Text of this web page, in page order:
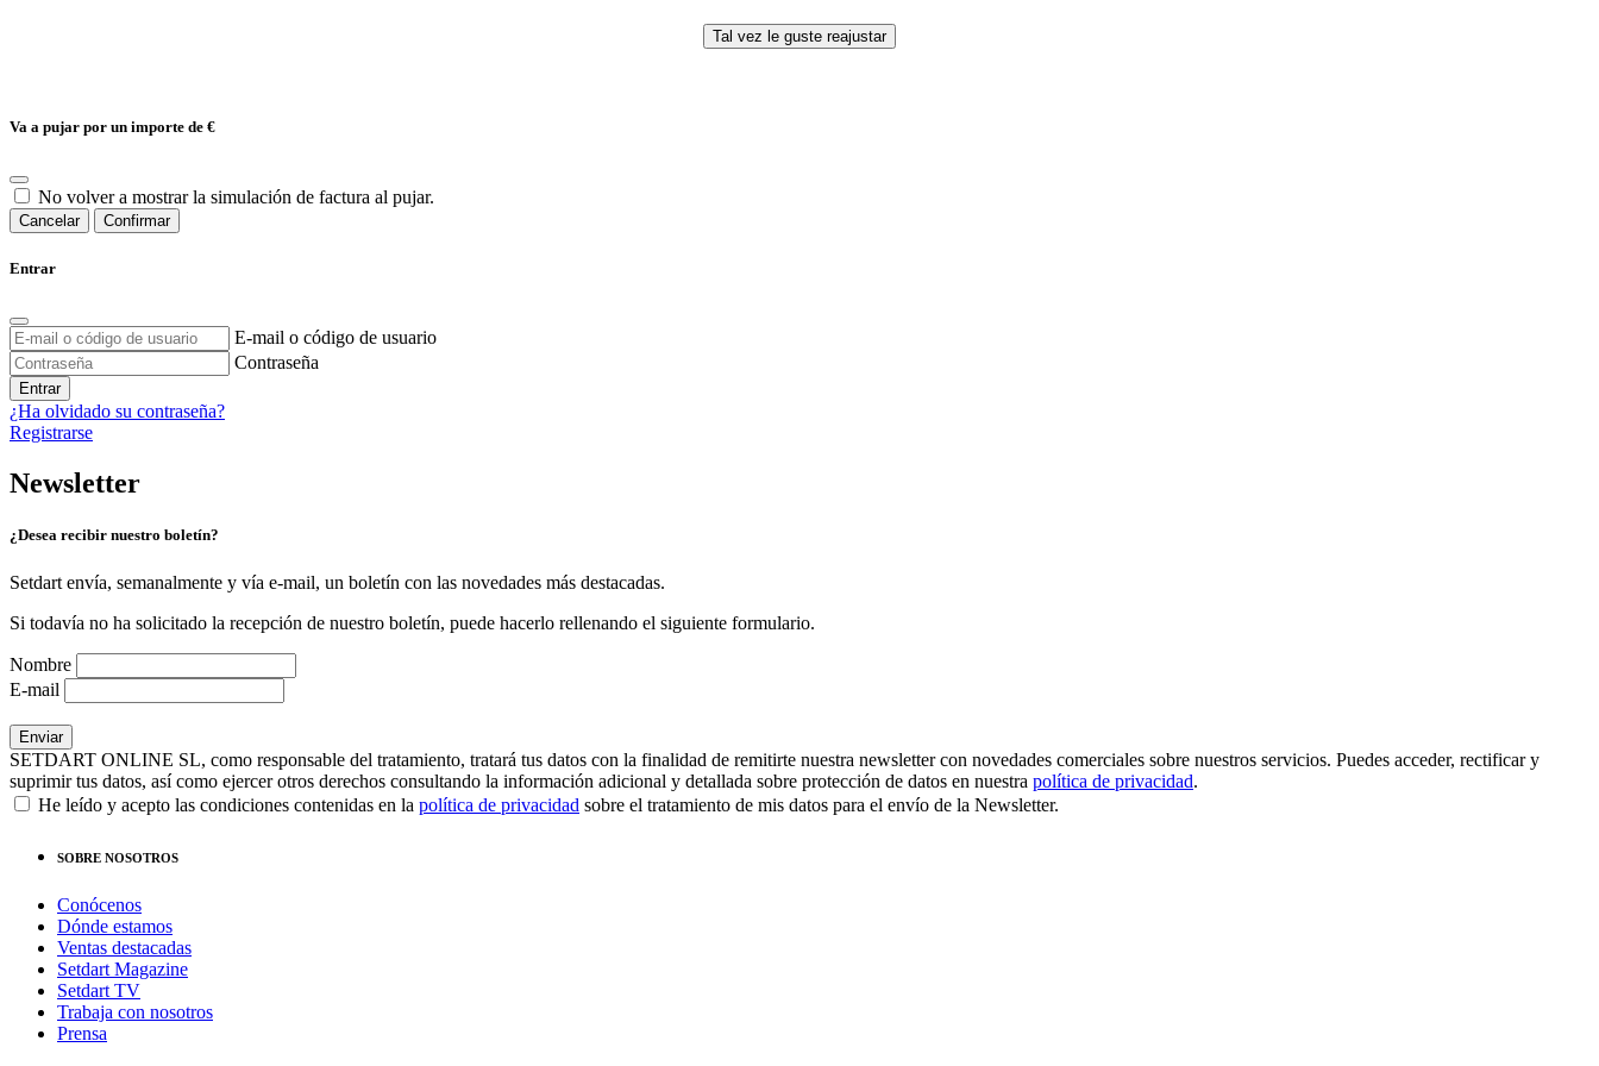
Va a pujar por un importe de €
No volver a mostrar la simulación de factura al pujar.
Cancelar Confirmar
Entrar
E-mail o código de usuario
Contraseña
Entrar
¿Ha olvidado su contraseña?
Registrarse
Newsletter
¿Desea recibir nuestro boletín?
Setdart envía, semanalmente y vía e-mail, un boletín con las novedades más destacadas.
Si todavía no ha solicitado la recepción de nuestro boletín, puede hacerlo rellenando el siguiente formulario.
Nombre
E-mail
SETDART ONLINE SL, como responsable del tratamiento, tratará tus datos con la finalidad de remitirte nuestra newsletter con novedades comerciales sobre nuestros servicios. Puedes acceder, rectificar y
suprimir tus datos, así como ejercer otros derechos consultando la información adicional y detallada sobre protección de datos en nuestra política de privacidad.
He leído y acepto las condiciones contenidas en la política de privacidad sobre el tratamiento de mis datos para el envío de la Newsletter.
SOBRE NOSOTROS
Conócenos
Dónde estamos
Ventas destacadas
Setdart Magazine
Setdart TV
Trabaja con nosotros
Prensa